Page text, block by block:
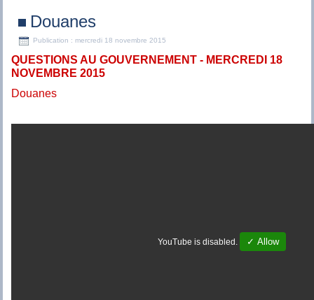
Douanes
Publication : mercredi 18 novembre 2015
QUESTIONS AU GOUVERNEMENT - MERCREDI 18
NOVEMBRE 2015
Douanes
YouTube is disabled. ✓ Allow